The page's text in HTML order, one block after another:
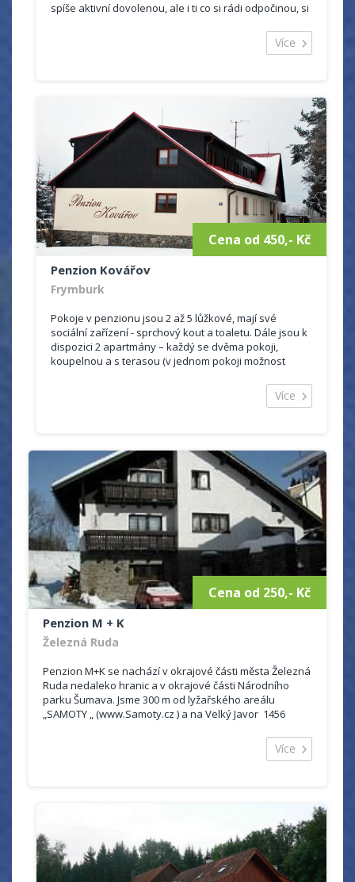
spíše aktivní dovolenou, ale i ti co si rádi odpočinou, si
Více
Cena od 450,- Kč
Penzion Kovářov
Frymburk
Pokoje v penzionu jsou 2 až 5 lůžkové, mají své
sociální zařízení - sprchový kout a toaletu. Dále jsou k
dispozici 2 apartmány – každý se dvěma pokoji,
koupelnou a s terasou (v jednom pokoji možnost
Více
Cena od 250,- Kč
Penzion M + K
Železná Ruda
Penzion M+K se nachází v okrajové části města Železná
Ruda nedaleko hranic a v okrajové části Národního
parku Šumava. Jsme 300 m od lyžařského areálu
„SAMOTY „ (www.Samoty.cz ) a na Velký Javor 1456
Více